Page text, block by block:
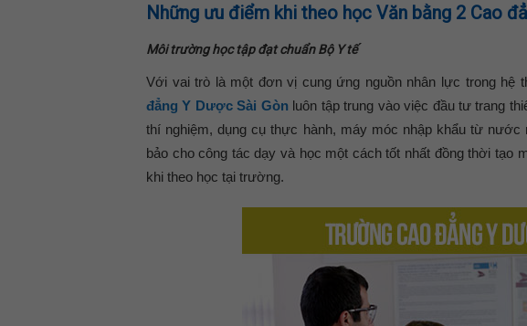
Những ưu điểm khi theo học Văn bằng 2 Cao
Môi trường học tập đạt chuẩn Bộ Y tế
Với vai trò là một đơn vị cung ứng nguồn nhân lực trong hệ
đẳng Y Dược Sài Gòn luôn tập trung vào việc đầu tư trang
thí nghiệm, dụng cụ thực hành, máy móc nhập khẩu từ
bảo cho công tác dạy và học một cách tốt nhất đồng thời tạo
khi theo học tại trường.